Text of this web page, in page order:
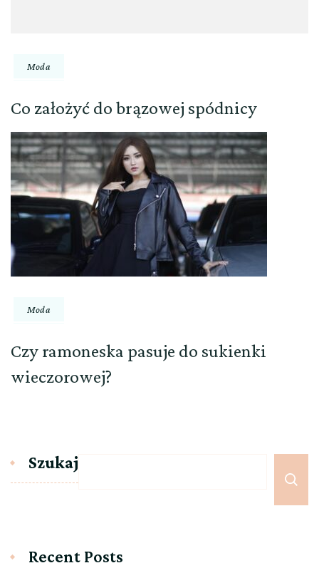
Moda
Co założyć do brązowej spódnicy
Moda
Czy ramoneska pasuje do sukienki
wieczorowej?
Szukaj
Recent Posts